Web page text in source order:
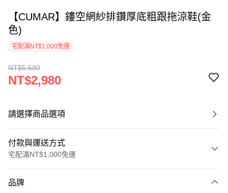
【CUMAR】鏤空網紗排鑽厚底粗跟拖涼鞋(金
色)
宅配滿NT$1,000免運
NT$5,680
NT$2,980
請選擇商品選項
付款與運送方式
宅配滿NT$1,000免運
信用卡一次付款
品牌